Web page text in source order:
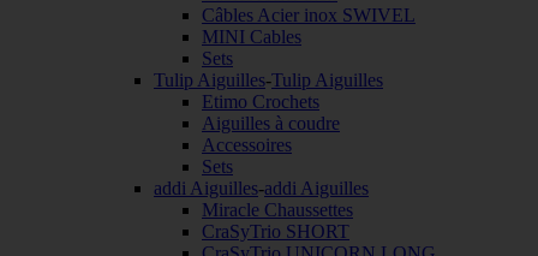
Câbles Acier inox SWIVEL
MINI Cables
Sets
Tulip Aiguilles-Tulip Aiguilles
Etimo Crochets
Aiguilles à coudre
Accessoires
Sets
addi Aiguilles-addi Aiguilles
Miracle Chaussettes
CraSyTrio SHORT